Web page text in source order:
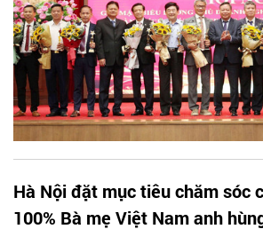
Hà Nội đặt mục tiêu chăm sóc
100% Bà mẹ Việt Nam anh